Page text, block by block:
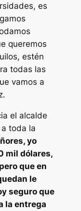
es
queremos
estén
todas las
vamos a
el alcalde
toda la
yo
mil dólares,
que en
le
seguro que
la entrega